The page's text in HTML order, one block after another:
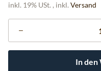
inkl. 19% USt. , inkl. Versand
In den